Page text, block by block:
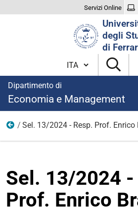
Servizi Online
degli
di
Cambia lingua
Dipartimento di
Economia e Management
Tutti i bandi
Sel. 13/2024 - Resp. Prof. Enrico
Sel. 13/2024 -
Prof. Enrico